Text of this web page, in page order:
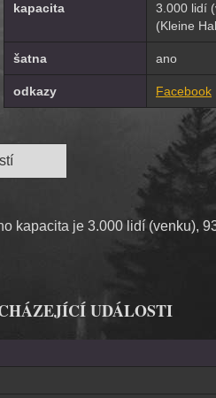
kapacita
3.000 lidí
(Kleine
šatna ano
odkazy Facebook
kapacita je 3.000 lidí (venku),
UDÁLOSTI